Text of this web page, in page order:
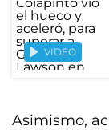
VIDEO
Asimismo,